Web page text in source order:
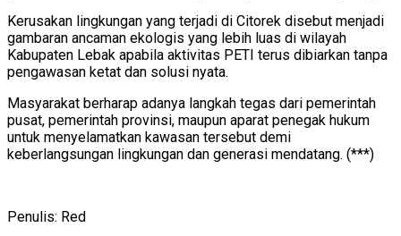
Kerusakan lingkungan yang terjadi di Citorek disebut menjadi
gambaran ancaman ekologis yang lebih luas di wilayah
Kabupaten Lebak apabila aktivitas PETI terus dibiarkan tanpa
pengawasan ketat dan solusi nyata.
Masyarakat berharap adanya langkah tegas dari pemerintah
pusat, pemerintah provinsi, maupun aparat penegak hukum
untuk menyelamatkan kawasan tersebut demi
keberlangsungan lingkungan dan generasi mendatang. (***)
Penulis: Red